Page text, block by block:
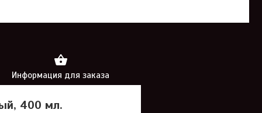
Информация для заказа
400 мл.